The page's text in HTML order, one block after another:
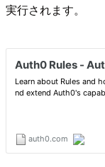
実行されます。